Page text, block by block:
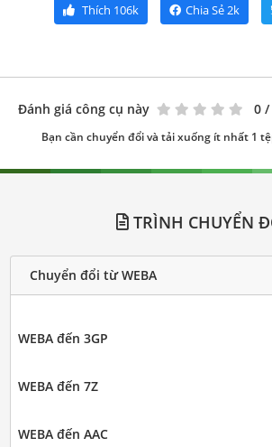
Thích 106k Chia Sẻ2k
Đánh giá công cụ này 0 /
Bạn cần chuyển đổi và tải xuống ít nhất 1
TRÌNH CHUYỂN
Chuyển đổi từ WEBA
WEBA đến 3GP
WEBA đến 7Z
WEBA đến AAC